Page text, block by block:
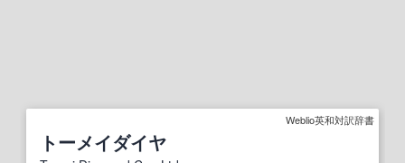
Weblio英和対訳辞書
トーメイダイヤ